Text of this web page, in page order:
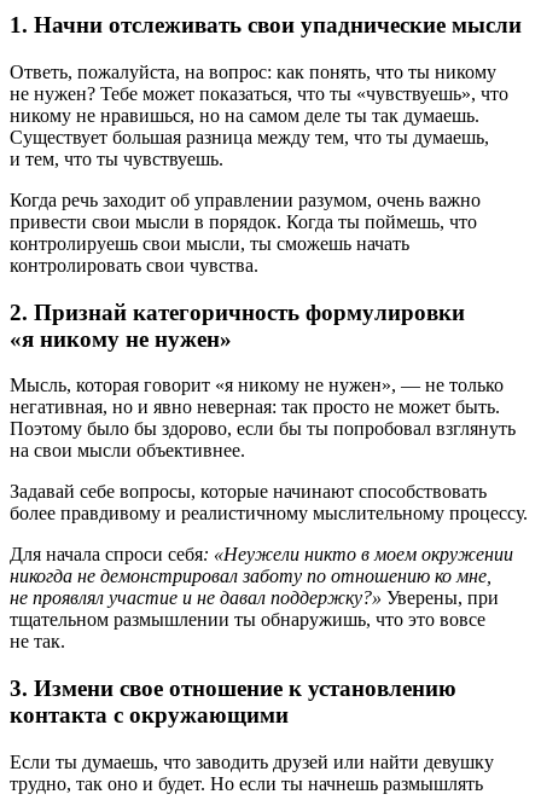
1. Начни отслеживать свои упаднические мысли
Ответь, пожалуйста, на вопрос: как понять, что ты никому
не нужен? Тебе может показаться, что ты «чувствуешь», что
никому не нравишься, но на самом деле ты так думаешь.
Существует большая разница между тем, что ты думаешь,
и тем, что ты чувствуешь.
Когда речь заходит об управлении разумом, очень важно
привести свои мысли в порядок. Когда ты поймешь, что
контролируешь свои мысли, ты сможешь начать
контролировать свои чувства.
2. Признай категоричность формулировки
«я никому не нужен»
Мысль, которая говорит «я никому не нужен», — не только
негативная, но и явно неверная: так просто не может быть.
Поэтому было бы здорово, если бы ты попробовал взглянуть
на свои мысли объективнее.
Задавай себе вопросы, которые начинают способствовать
более правдивому и реалистичному мыслительному процессу.
Для начала спроси себя: «Неужели никто в моем окружении
никогда не демонстрировал заботу по отношению ко мне,
не проявлял участие и не давал поддержку?» Уверены, при
тщательном размышлении ты обнаружишь, что это вовсе
не так.
3. Измени свое отношение к установлению
контакта с окружающими
Если ты думаешь, что заводить друзей или найти девушку
трудно, так оно и будет. Но если ты начнешь размышлять